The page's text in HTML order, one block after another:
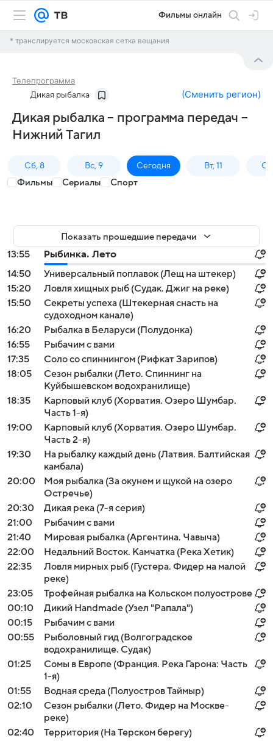
Фильмы онлайн
* транслируется московская сетка вещания
Телепрограмма
Дикая рыбалка (Сменить регион)
Дикая рыбалка – программа передач –
Нижний Тагил
Сб, 8 Вс, 9 Сегодня Вт, 11
Фильмы Сериалы Спорт
Показать прошедшие передачи
13:55
Рыбинка. Лето
14:50
Универсальный поплавок (Лещ на штекер)
15:20
Ловля хищных рыб (Судак. Джиг на реке)
15:50
Секреты успеха (Штекерная снасть на
судоходном канале)
16:20
Рыбалка в Беларуси (Полудонка)
16:55
Рыбачим с вами
17:35
Соло со спиннингом (Рифкат Зарипов)
18:05
Сезон рыбалки (Лето. Спиннинг на
Куйбышевском водохранилище)
18:35
Карповый клуб (Хорватия. Озеро Шумбар.
Часть 1-я)
19:00
Карповый клуб (Хорватия. Озеро Шумбар.
Часть 2-я)
19:30
На рыбалку каждый день (Латвия. Балтийская
камбала)
20:00
Моя рыбалка (За окунем и щукой на озеро
Остречье)
20:30
Дикая река (7-я серия)
21:00
Рыбачим с вами
21:40
Мировая рыбалка (Аргентина. Чавыча)
22:00
Недальний Восток. Камчатка (Река Хетик)
22:35
Ловля мирных рыб (Густера. Фидер на малой
реке)
23:05
Трофейная рыбалка на Кольском полуострове
00:10
Дикий Handmade (Узел "Рапала")
00:15
Рыбачим с вами
00:55
Рыболовный гид (Волгоградское
водохранилище. Судак)
01:25
Сомы в Европе (Франция. Река Гарона: Часть
1-я)
01:55
Водная среда (Полуостров Таймыр)
02:10
Сезон рыбалки (Лето. Фидер на Москве-
реке)
02:40
Территория (На Терском берегу)